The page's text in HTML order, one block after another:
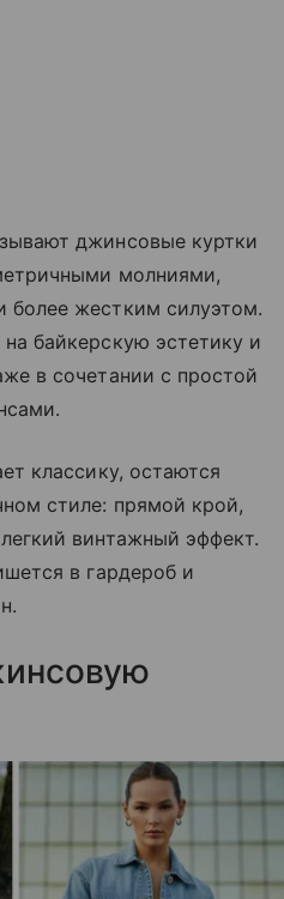
джинсовые куртки
молниями,
жестким силуэтом.
байкерскую эстетику и
в сочетании с простой
классику, остаются
стиле: прямой крой,
винтажный эффект.
в гардероб и